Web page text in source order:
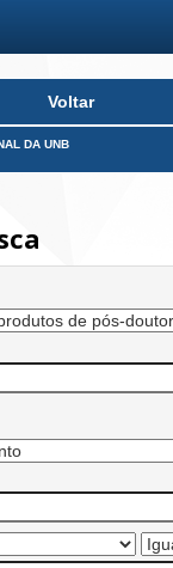
Voltar
DA UNB